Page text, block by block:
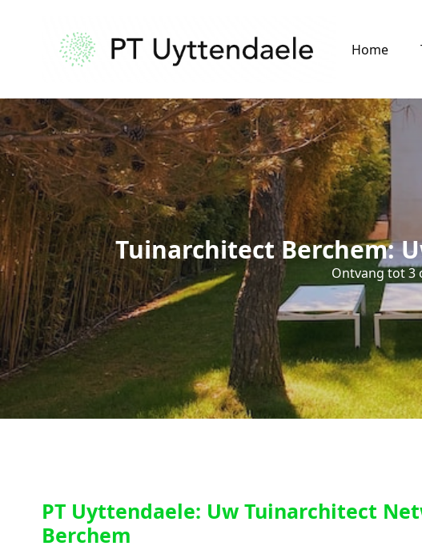
Home
Tuinarchitect Berchem:
Ontvang tot 3
PT Uyttendaele: Uw Tuinarchitect
Berchem